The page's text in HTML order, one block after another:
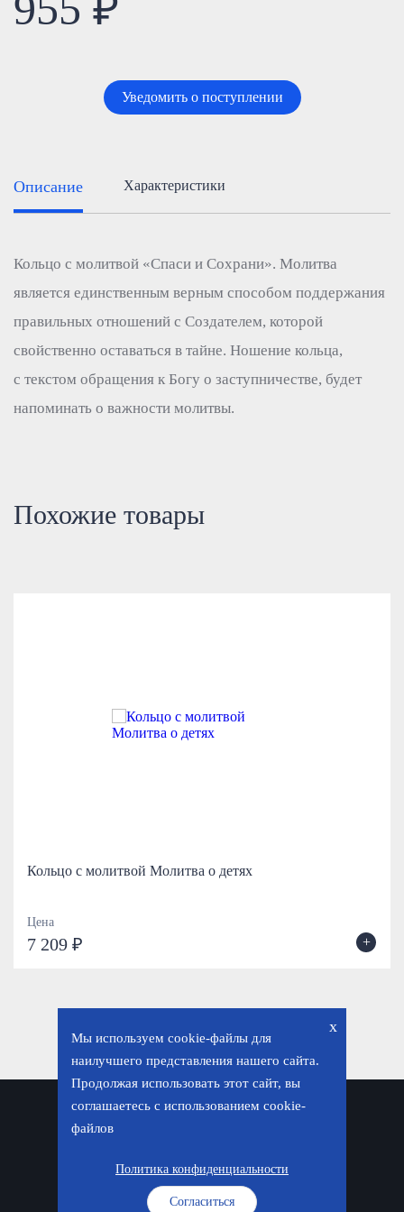
Уведомить о поступлении
Описание Характеристики
Кольцо с молитвой «Спаси и Сохрани». Молитва
является единственным верным способом поддержания
правильных отношений с Создателем, которой
свойственно оставаться в тайне. Ношение кольца,
с текстом обращения к Богу о заступничестве, будет
напоминать о важности молитвы.
Похожие товары
Кольцо с молитвой Молитва о детях
Цена
7 209 ₽ +
x
Мы используем cookie-файлы для
наилучшего представления нашего сайта.
Продолжая использовать этот сайт, вы
соглашаетесь с использованием cookie-
файлов
Согласиться
Политика конфиденциальности